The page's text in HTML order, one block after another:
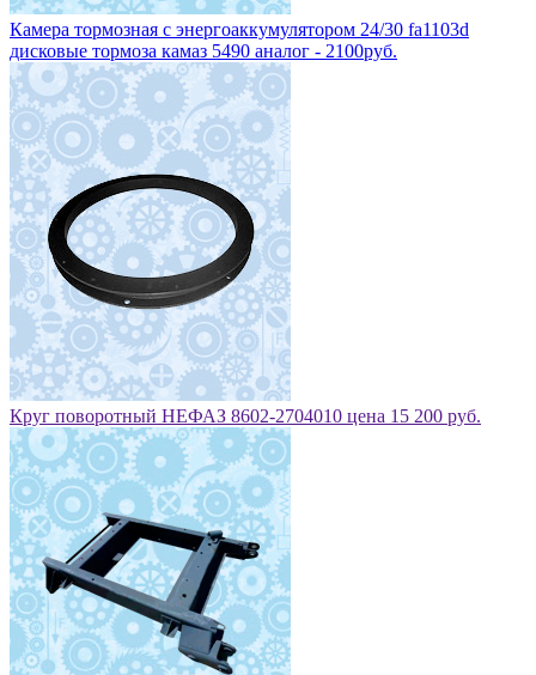
Камера тормозная с энергоаккумулятором 24/30 fa1103d
дисковые тормоза камаз 5490 аналог - 2100руб.
Круг поворотный НЕФАЗ 8602-2704010 цена 15 200 руб.